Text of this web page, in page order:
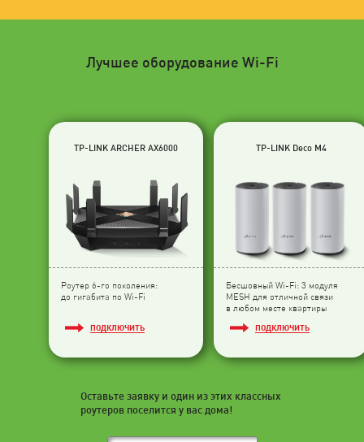
Лучшее оборудование Wi-Fi
TP-LINK ARCHER AX6000
Роутер 6-го поколения:
до гигабита по Wi-Fi
ПОДКЛЮЧИТЬ
TP-LINK Deco M4
Бесшовный Wi-Fi: 3 модуля
МESH для отличной связи
в любом месте квартиры
ПОДКЛЮЧИТЬ
Оставьте заявку и один из этих классных
роутеров поселится у вас дома!